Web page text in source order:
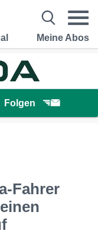
Meine Abos
Folgen
Fahrer